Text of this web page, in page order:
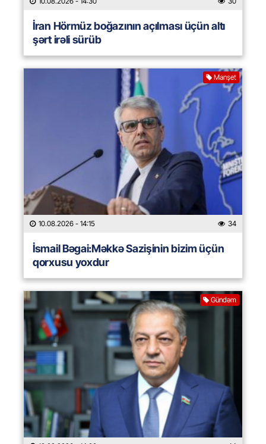
İran Hörmüz boğazının açılması üçün altı
şərt irəli sürüb
Manşet
10.08.2026 - 14:15 34
İsmail Bəgai:Məkkə Sazişinin bizim üçün
qorxusu yoxdur
Gündəm